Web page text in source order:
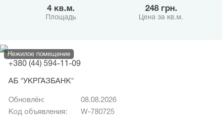
4 кв.м.
Площадь
248 грн.
Цена за кв.м.
+380 (44) 594-11-09
АБ "УКРГАЗБАНК"
Обновлён:
08.08.2026
Код объявления:
W-780725
Нежилое помещение